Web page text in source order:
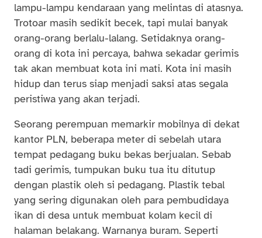
lampu-lampu kendaraan yang melintas di atasnya.
Trotoar masih sedikit becek, tapi mulai banyak
orang-orang berlalu-lalang. Setidaknya orang-
orang di kota ini percaya, bahwa sekadar gerimis
tak akan membuat kota ini mati. Kota ini masih
hidup dan terus siap menjadi saksi atas segala
peristiwa yang akan terjadi.
Seorang perempuan memarkir mobilnya di dekat
kantor PLN, beberapa meter di sebelah utara
tempat pedagang buku bekas berjualan. Sebab
tadi gerimis, tumpukan buku tua itu ditutup
dengan plastik oleh si pedagang. Plastik tebal
yang sering digunakan oleh para pembudidaya
ikan di desa untuk membuat kolam kecil di
halaman belakang. Warnanya buram. Seperti